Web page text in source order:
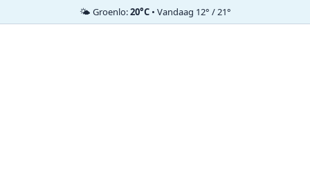
🌤️ Groenlo:20°C• Vandaag 12° / 21°